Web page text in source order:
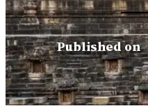
Published on